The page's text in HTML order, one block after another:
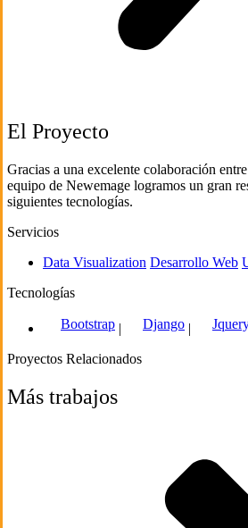
El Proyecto
Gracias a una excelente colaboración
equipo de Newemage logramos un gran
siguientes tecnologías.
Servicios
Data Visualization Desarrollo Web
Tecnologías
Bootstrap | Django |
Proyectos Relacionados
Más trabajos